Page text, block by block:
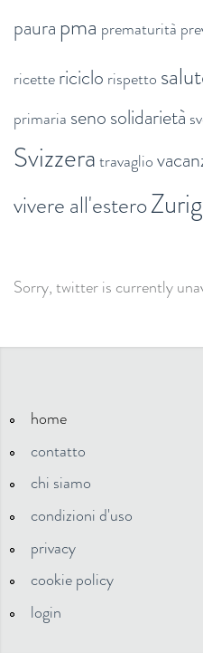
paura pma prematurità
ricettericiclo rispetto
primaria senosolidarietà
Svizzeratravaglio
vivere all'estero
Sorry, twitter is currently
home
contatto
chi siamo
condizioni d'uso
privacy
cookie policy
login